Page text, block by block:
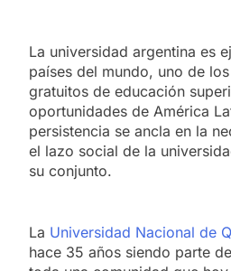
La universidad argentina es
países del mundo, uno de
gratuitos de educación
oportunidades de América
persistencia se ancla en la
el lazo social de la
su conjunto.
La Universidad Nacional de
hace 35 años siendo parte